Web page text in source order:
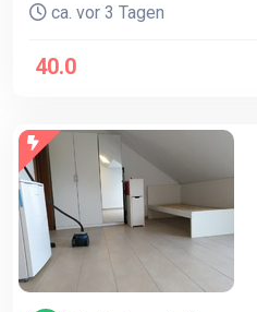
ca. vor 3 Tagen
40.0